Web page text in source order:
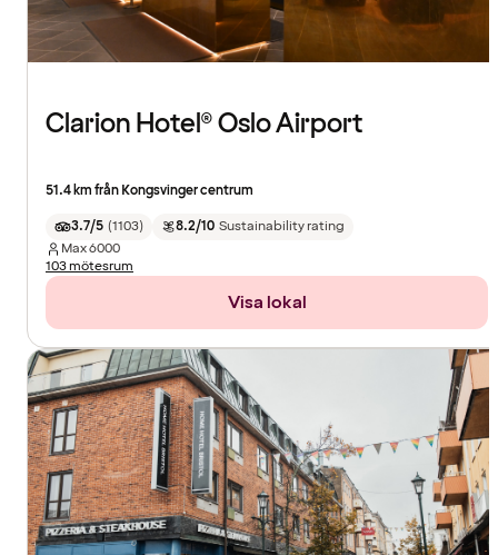
Clarion Hotel® Oslo Airport
51.4 km från Kongsvinger centrum
3.7/5 (1103) 8.2/10 Sustainability rating
Max6000
103 mötesrum
Visa lokal